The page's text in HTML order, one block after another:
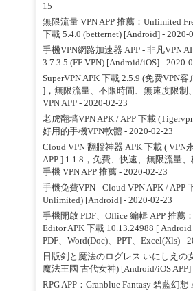
15
無限流量 VPN APP 推薦：Unlimited
下載 5.4.0 (betternet) [Android]- 2020-
手機VPN網路加速器 APP - 非凡VPN
3.7.3.5 (FF VPN) [Android/iOS]- 2020-
SuperVPN APK 下載 2.5.9 (免费VPN客
]，無限流量、不限時間、無速度限制
VPN APP- 2020-02-23
老虎翻墙VPN APK / APP 下載
好用的手機VPN軟體 - 2020-02-23
Cloud VPN 翻牆神器 APK 下載 ( VPN
APP ] 1.1.8，免費、快速、無限流量
手機 VPN APP 推薦- 2020-02-23
手機免費VPN - Cloud VPN APK / APP
Unlimited) [Android]- 2020-02-23
手機開啟 PDF、Office 編輯 APP 推薦
Editor APK 下載 10.13.24988 [
PDF、Word(Doc)、PPT、Excel(Xls)-
日版剣と魔法のログレス いにしえの
魔法王國 古代女神) [Android/iOS APP]
RPG APP：Granblue Fantasy 碧藍幻想